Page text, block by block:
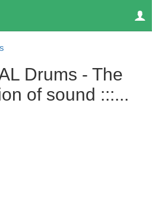
Drums - The
of sound :::...